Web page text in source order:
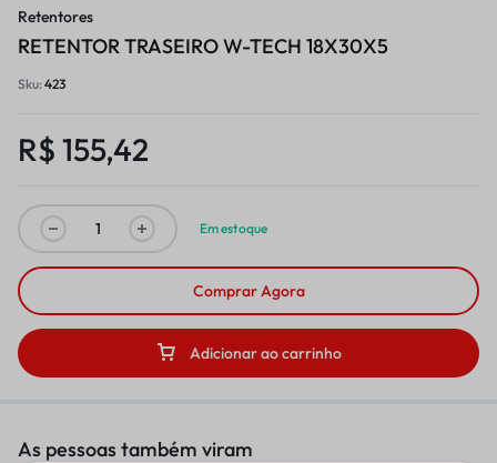
Retentores
RETENTOR TRASEIRO W-TECH 18X30X5
Sku:423
R$ 155,42
Em estoque
Adicionar ao carrinho
Comprar Agora
As pessoas também viram